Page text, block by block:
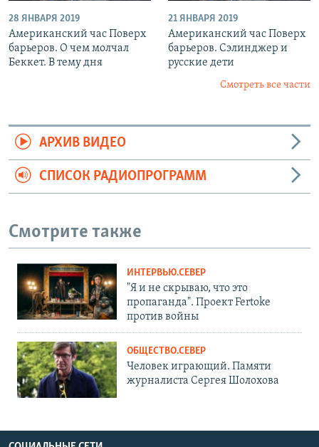
28 ЯНВАРЯ 2019
Американский час Поверх
барьеров. О чем молчал
Беккет. В тему дня
21 ЯНВАРЯ 2019
Американский час Поверх
барьеров. Сэлинджер и
русские дети
Смотреть все части
АРХИВ ВИДЕО
СПИСОК РАДИОПРОГРАММ
Смотрите также
ИНТЕРВЬЮ.СЕВЕР
"Я и не скрываю, что это
пропаганда". Проект Fertoke
против войны
ОБЩЕСТВО.СЕВЕР
Человек играющий. Памяти
журналиста Сергея Шолохова